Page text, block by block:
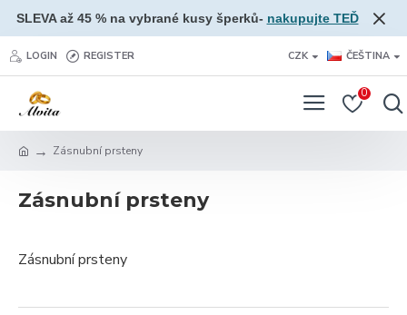
SLEVA až 45 % na vybrané kusy šperků- nakupujte TEĎ
LOGIN REGISTER CZK ČEŠTINA
0
Zásnubní prsteny
Zásnubní prsteny
Zásnubní prsteny